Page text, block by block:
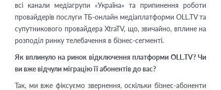
всі канали медіагрупи «Україна» та припинення роботи
провайдерів послуги ТБ-онлайн медіаплатформи OLL.TV та
супутникового провайдера XtraTV, що, звичайно, вплине на
розподіл ринку телебачення в бізнес-сегменті.
Як вплинуло на ринок відключення платформи OLL.TV? Чи
ви вже відчули міграцію її абонентів до вас?
Так, ми вже фіксуємо звернення, оскільки бізнес-абоненти